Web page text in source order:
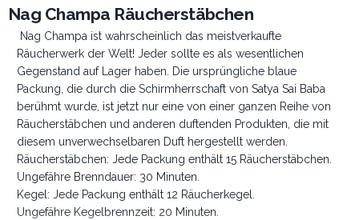
Nag Champa Räucherstäbchen
Nag Champa ist wahrscheinlich das meistverkaufte
Räucherwerk der Welt! Jeder sollte es als wesentlichen
Gegenstand auf Lager haben. Die ursprüngliche blaue
Packung, die durch die Schirmherrschaft von Satya Sai Baba
berühmt wurde, ist jetzt nur eine von einer ganzen Reihe von
Räucherstäbchen und anderen duftenden Produkten, die mit
diesem unverwechselbaren Duft hergestellt werden.
Räucherstäbchen: Jede Packung enthält 15 Räucherstäbchen.
Ungefähre Brenndauer: 30 Minuten.
Kegel: Jede Packung enthält 12 Räucherkegel.
Ungefähre Kegelbrennzeit: 20 Minuten.